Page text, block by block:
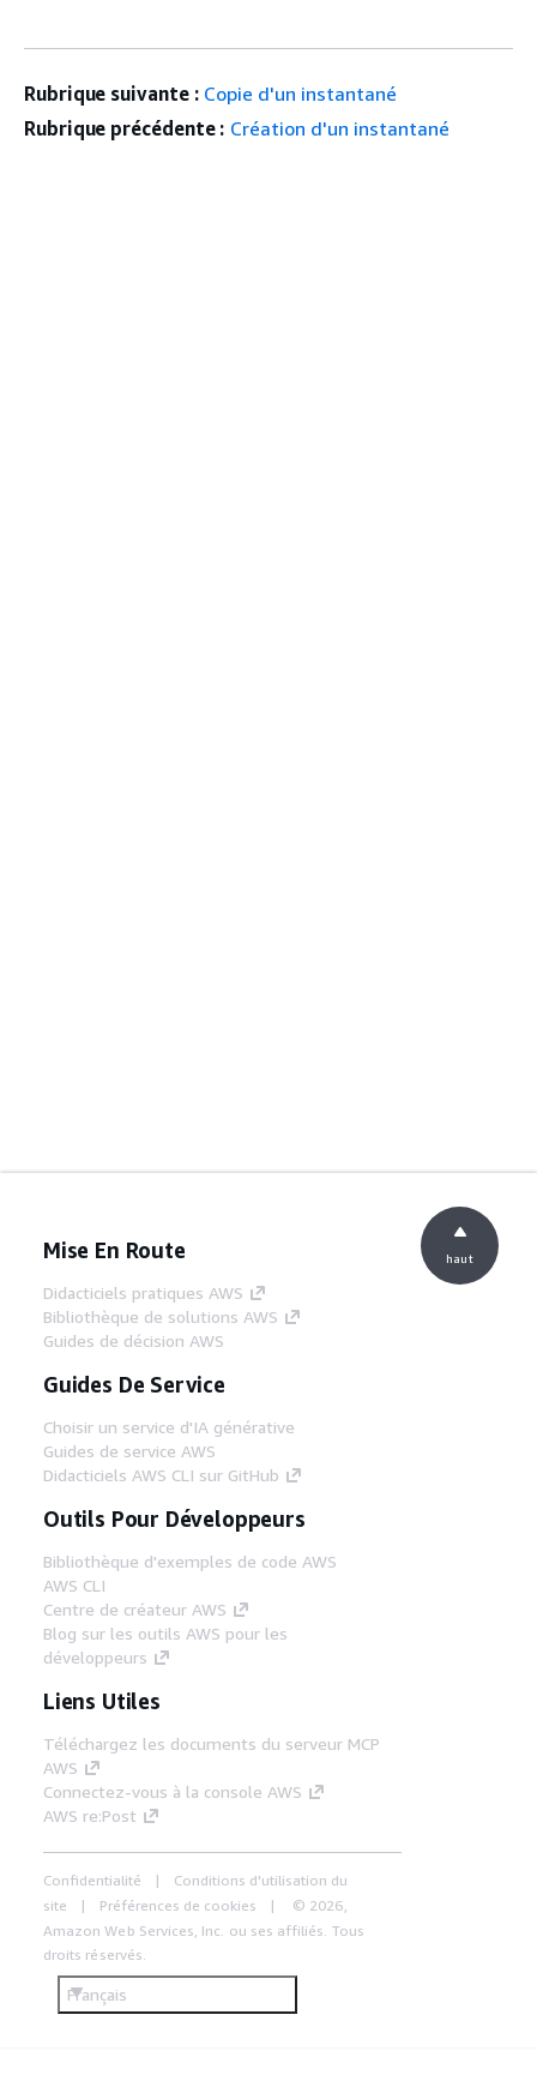
Rubrique suivante : Copie d'un instantané
Rubrique précédente : Création d'un instantané
Mise En Route
Didacticiels pratiques AWS
Bibliothèque de solutions AWS
Guides de décision AWS
Guides De Service
Choisir un service d'IA générative
Guides de service AWS
Didacticiels AWS CLI sur GitHub
Outils Pour Développeurs
Bibliothèque d'exemples de code AWS
AWS CLI
Centre de créateur AWS
Blog sur les outils AWS pour les
développeurs
Liens Utiles
Téléchargez les documents du serveur MCP
AWS
Connectez-vous à la console AWS
AWS re:Post
Confidentialité
Conditions d'utilisation du
site
Préférences de cookies
© 2026,
Amazon Web Services, Inc. ou ses affiliés. Tous
droits réservés.
Français
haut